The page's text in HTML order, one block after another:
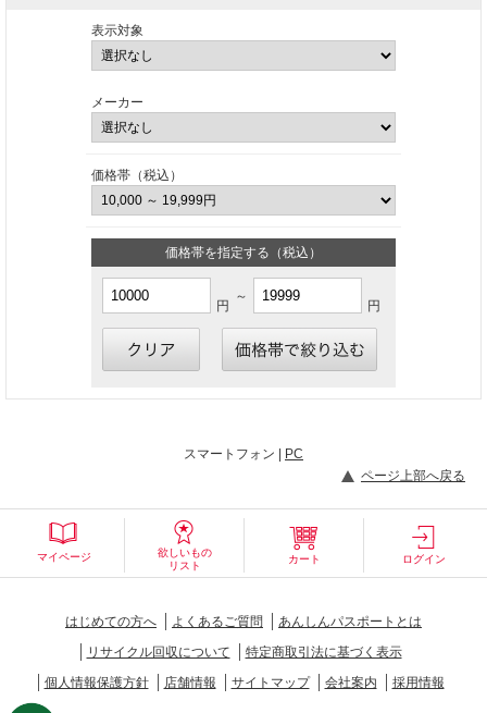
表示対象
メーカー
価格帯（税込）
価格帯を指定する（税込）
円
～
円
スマートフォン |
PC
ページ上部へ戻る
マイページ
欲しいもの
リスト
カート ログイン
はじめての方へ よくあるご質問
あんしんパスポートとは
リサイクル回収について
特定商取引法に基づく表示
個人情報保護方針
店舗情報 サイトマップ 会社案内 採用情報